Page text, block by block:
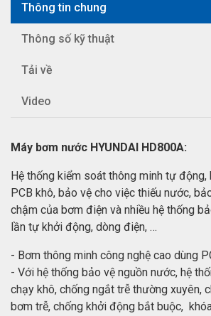
Thông tin chung
Thông số kỹ thuật
Tải về
Video
Máy bơm nước HYUNDAI HD800A:
Hệ thống kiểm soát thông minh tự
PCB khô, bảo vệ cho việc thiếu nước,
chậm của bơm điện và nhiều hệ thống
lần tự khởi động, dòng điện, …
- Bơm thông minh công nghệ cao dùng
- Với hệ thống bảo vệ nguồn nước, hệ
chạy khô, chống ngắt trễ thường xuyên,
bơm trễ, chống khởi động bắt buộc,